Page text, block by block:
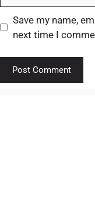
Save my name,
next time I